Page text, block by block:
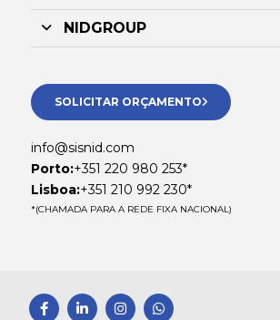
NIDGROUP
SOLICITAR ORÇAMENTO
info@sisnid.com
Porto:+351 220 980 253*
Lisboa:+351 210 992 230*
*(CHAMADA PARA A REDE FIXA NACIONAL)
F
a
L
i
I
n
W
h